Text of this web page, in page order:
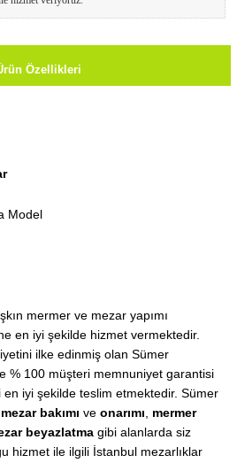
Özellikleri
Model
mermer ve mezar yapımı
en iyi şekilde hizmet vermektedir.
ilke edinmiş olan Sümer
% 100 müşteri memnuniyet garantisi
iyi şekilde teslim etmektedir. Sümer
mezar bakımı ve onarımı
mermer
beyazlatmagibi alanlarda siz
hizmet ile ilgili İstanbul mezarlıklar